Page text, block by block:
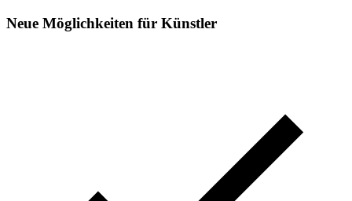
Neue Möglichkeiten für Künstler